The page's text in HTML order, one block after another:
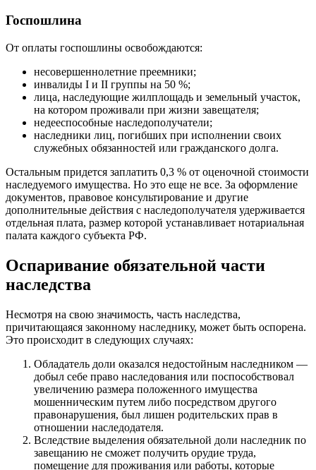
Госпошлина
От оплаты госпошлины освобождаются:
несовершеннолетние преемники;
инвалиды I и II группы на 50 %;
лица, наследующие жилплощадь и земельный участок,
на котором проживали при жизни завещателя;
недееспособные наследополучатели;
наследники лиц, погибших при исполнении своих
служебных обязанностей или гражданского долга.
Остальным придется заплатить 0,3 % от оценочной стоимости
наследуемого имущества. Но это еще не все. За оформление
документов, правовое консультирование и другие
дополнительные действия с наследополучателя удерживается
отдельная плата, размер которой устанавливает нотариальная
палата каждого субъекта РФ.
Оспаривание обязательной части
наследства
Несмотря на свою значимость, часть наследства,
причитающаяся законному наследнику, может быть оспорена.
Это происходит в следующих случаях:
Обладатель доли оказался недостойным наследником —
добыл себе право наследования или поспособствовал
увеличению размера положенного имущества
мошенническим путем либо посредством другого
правонарушения, был лишен родительских прав в
отношении наследодателя.
Вследствие выделения обязательной доли наследник по
завещанию не сможет получить орудие труда,
помещение для проживания или работы, которые